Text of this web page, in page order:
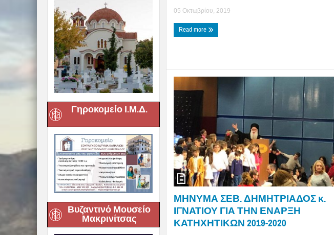
Γηροκομείο Ι.Μ.Δ.
Βυζαντινό Μουσείο
Μακρινίτσας
05 Οκτωβρίου, 2019
Read more
ΜΗΝΥΜΑ ΣΕΒ. ΔΗΜΗΤΡΙΑΔΟΣ κ.
ΙΓΝΑΤΙΟΥ ΓΙΑ ΤΗΝ ΕΝΑΡΞΗ
ΚΑΤΗΧΗΤΙΚΩΝ 2019-2020